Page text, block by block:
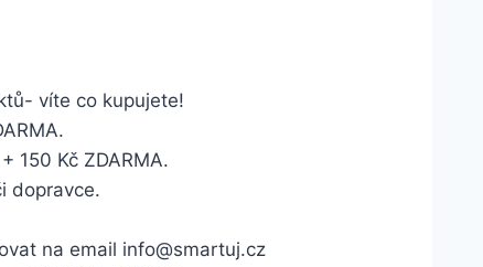
víte co kupujete!
150 Kč ZDARMA.
dopravce.
na email info@smartuj.cz